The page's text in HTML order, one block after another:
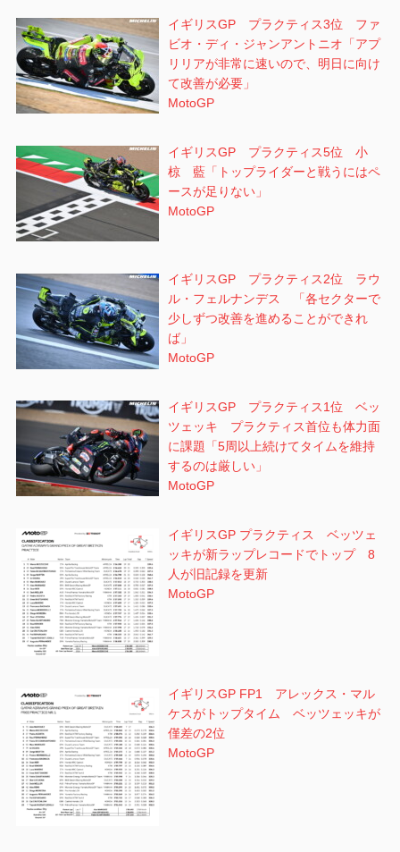
イギリスGP プラクティス3位 ファ
ビオ・ディ・ジャンアントニオ「アプ
リリアが非常に速いので、明日に向け
て改善が必要」
MotoGP
イギリスGP プラクティス5位 小
椋 藍「トップライダーと戦うにはペ
ースが足りない」
MotoGP
イギリスGP プラクティス2位 ラウ
ル・フェルナンデス 「各セクターで
少しずつ改善を進めることができれ
ば」
MotoGP
イギリスGP プラクティス1位 ベッ
ツェッキ プラクティス首位も体力面
に課題「5周以上続けてタイムを維持
するのは厳しい」
MotoGP
イギリスGP プラクティス ベッツェ
ッキが新ラップレコードでトップ 8
人が旧記録を更新
MotoGP
イギリスGP FP1 アレックス・マル
ケスがトップタイム ベッツェッキが
僅差の2位
MotoGP